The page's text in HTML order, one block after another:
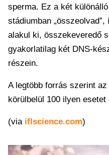
sperma. Ez a két
stádiumban
alakul ki, összekeveredő
gyakorlatilag két DNS-
részein.
A legtöbb forrás szerint
körülbelül 100 ilyen
(via iflscience.com)